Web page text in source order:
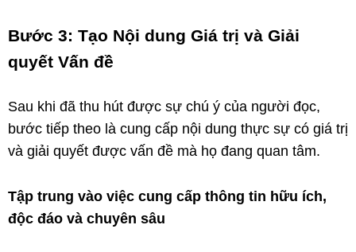
Bước 3: Tạo Nội dung Giá trị và Giải
quyết Vấn đề
Sau khi đã thu hút được sự chú ý của người đọc,
bước tiếp theo là cung cấp nội dung thực sự có giá trị
và giải quyết được vấn đề mà họ đang quan tâm.
Tập trung vào việc cung cấp thông tin hữu ích,
độc đáo và chuyên sâu